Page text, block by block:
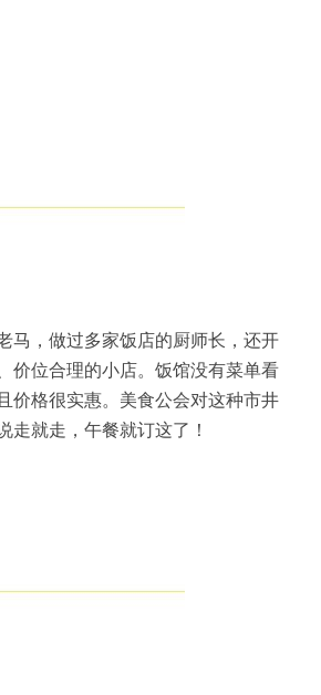
马，做过多家饭店的厨师长，还开
价位合理的小店。饭馆没有菜单看
价格很实惠。美食公会对这种市井
就走，午餐就订这了！